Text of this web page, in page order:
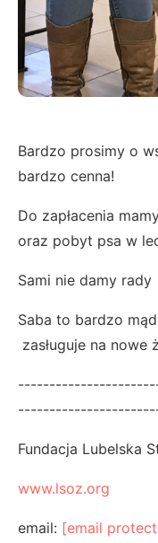
Bardzo prosimy o
bardzo cenna!
Do zapłacenia
oraz pobyt psa w
Sami nie damy
Saba to bardzo
zasługuje na nowe
Fundacja Lubelska
www.lsoz.org
email: [email